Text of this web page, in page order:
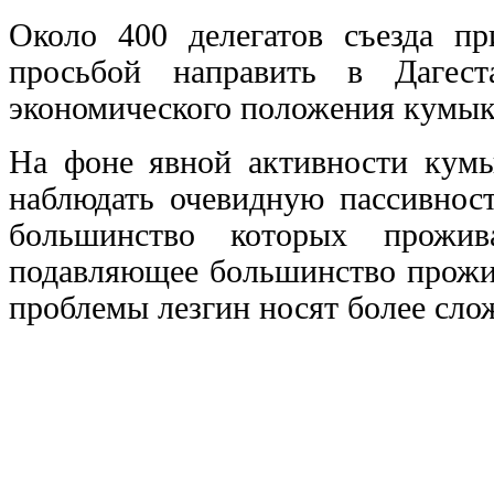
Около 400 делегатов съезда
просьбой направить в
экономического положения
На фоне явной активности
наблюдать очевидную
большинство которых
подавляющее большинство
проблемы лезгин носят более